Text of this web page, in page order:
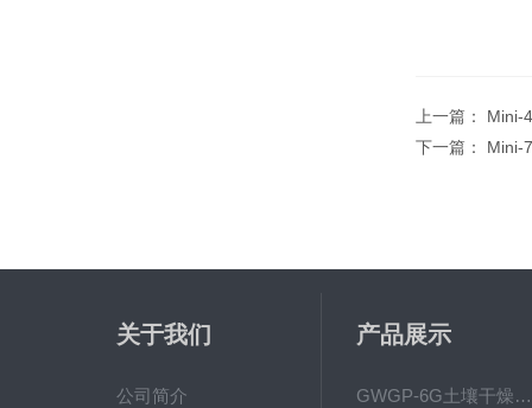
上一篇： Mini-
下一篇： Mini-
关于我们
公司简介
产品展示
GWGP-6G土壤干燥柜-干燥箱/干燥机